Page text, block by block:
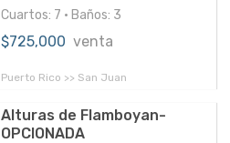
Cuartos: 7 • Baños: 3
$725,000 venta
Puerto Rico >> San Juan
Alturas de Flamboyan-
OPCIONADA